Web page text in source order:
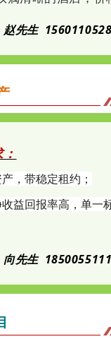
赵先生
，带稳定租约；
益回报率高，单一
向先生